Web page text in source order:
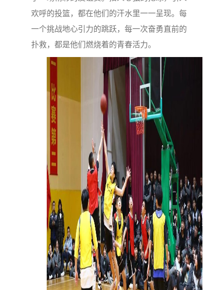
欢呼的投篮，都在他们的汗水里一一呈现。每
一个挑战地心引力的跳跃，每一次奋勇直前的
扑救，都是他们燃烧着的青春活力。